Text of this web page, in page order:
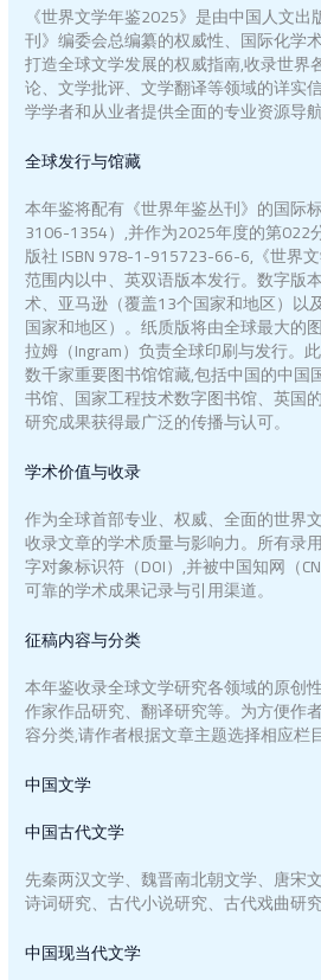
《世界文学年鉴2025》是由中国人文
刊》编委会总编纂的权威性、国际化学
打造全球文学发展的权威指南,收录世界
论、文学批评、文学翻译等领域的详实
学学者和从业者提供全面的专业资源导航
全球发行与馆藏
本年鉴将配有《世界年鉴丛刊》的国际
3106-1354）,并作为2025年度的第022
版社 ISBN 978-1-915723-66-6,《世界
范围内以中、英双语版本发行。数字版
术、亚马逊（覆盖13个国家和地区）以
国家和地区）。纸质版将由全球最大
拉姆（Ingram）负责全球印刷与发行。
数千家重要图书馆馆藏,包括中国的中国
书馆、国家工程技术数字图书馆、英国
研究成果获得最广泛的传播与认可。
学术价值与收录
作为全球首部专业、权威、全面的世界
收录文章的学术质量与影响力。所有录
字对象标识符（DOI）,并被中国知网（
可靠的学术成果记录与引用渠道。
征稿内容与分类
本年鉴收录全球文学研究各领域的原创
作家作品研究、翻译研究等。为方便作
容分类,请作者根据文章主题选择相应栏
中国文学
中国古代文学
先秦两汉文学、魏晋南北朝文学、唐宋
诗词研究、古代小说研究、古代戏曲研
中国现当代文学